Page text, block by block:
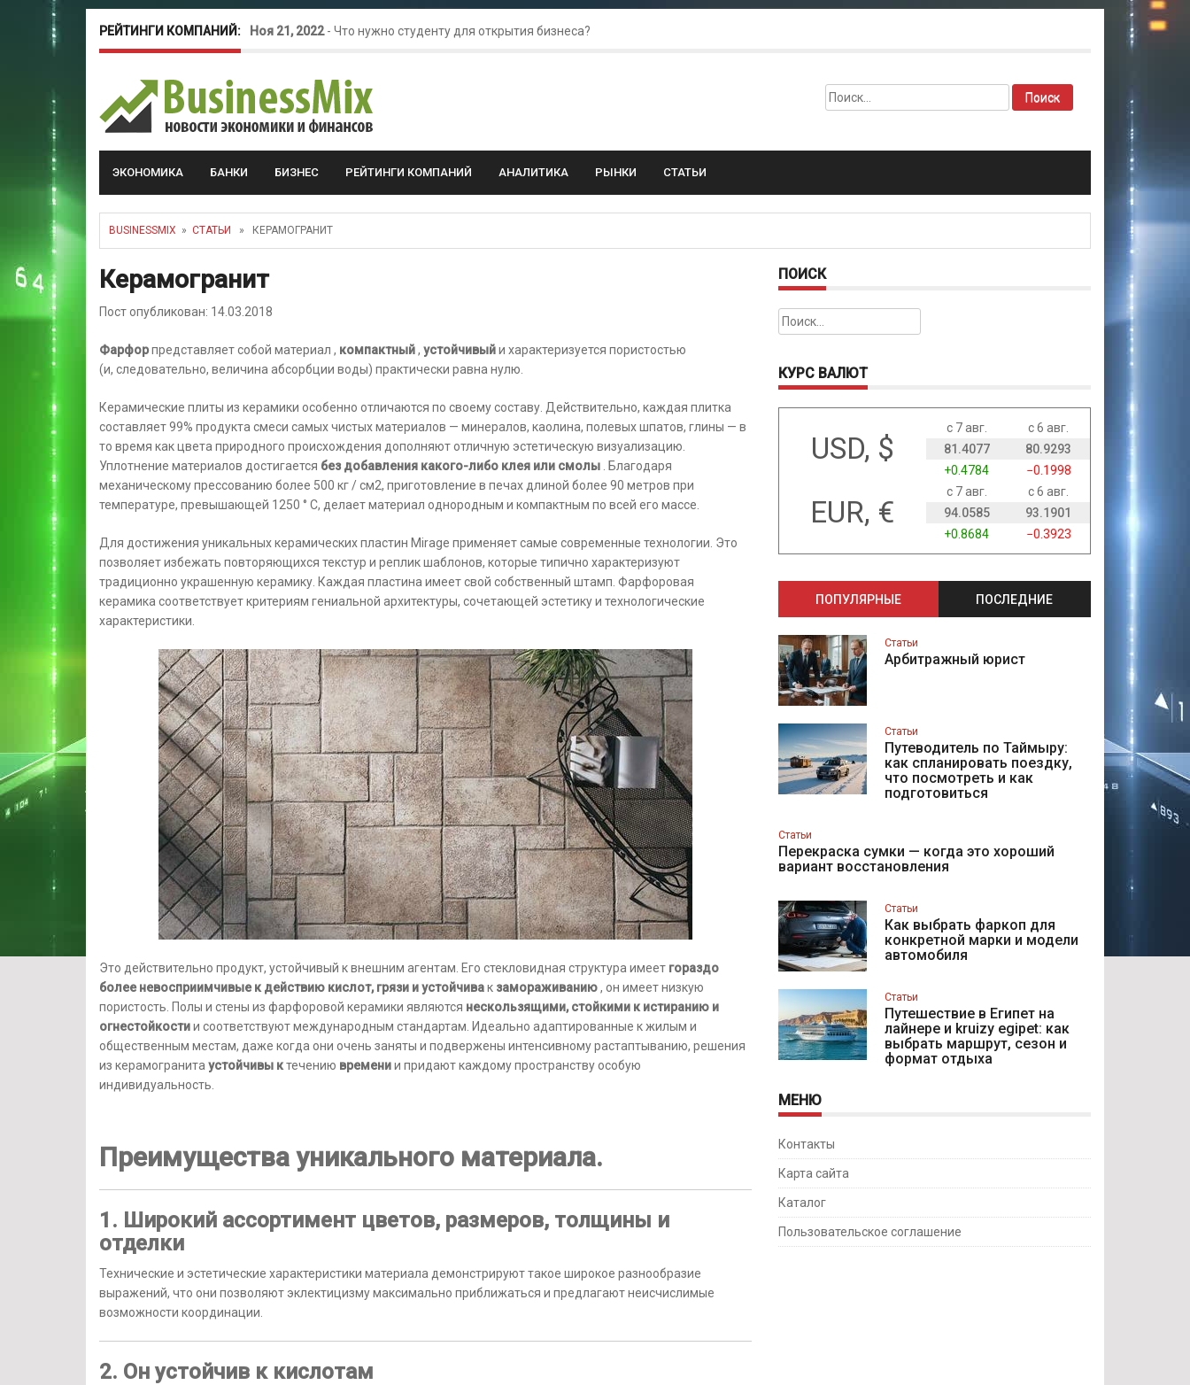
РЕЙТИНГИ КОМПАНИЙ: Ноя 21, 2022- Что нужно студенту для открытия бизнеса?
Май 16, 2022-Курсовые колебания: как защитить свой бизнес?
Найти:
ЭКОНОМИКА БАНКИ БИЗНЕС РЕЙТИНГИ КОМПАНИЙ АНАЛИТИКА РЫНКИ СТАТЬИ
BUSINESSMIX » СТАТЬИ » КЕРАМОГРАНИТ
Керамогранит
Пост опубликован: 14.03.2018
Фарфорпредставляет собой материал , компактный, устойчивыйи характеризуется пористостью
(и, следовательно, величина абсорбции воды) практически равна нулю.
Керамические плиты из керамики особенно отличаются по своему составу. Действительно, каждая плитка
составляет 99% продукта смеси самых чистых материалов — минералов, каолина, полевых шпатов, глины — в
то время как цвета природного происхождения дополняют отличную эстетическую визуализацию.
Уплотнение материалов достигается без добавления какого-либо клея или смолы . Благодаря
механическому прессованию более 500 кг / см2, приготовление в печах длиной более 90 метров при
температуре, превышающей 1250 ° C, делает материал однородным и компактным по всей его массе.
Для достижения уникальных керамических пластин Mirage применяет самые современные технологии. Это
позволяет избежать повторяющихся текстур и реплик шаблонов, которые типично характеризуют
традиционно украшенную керамику. Каждая пластина имеет свой собственный штамп. Фарфоровая
керамика соответствует критериям гениальной архитектуры, сочетающей эстетику и технологические
характеристики.
Это действительно продукт, устойчивый к внешним агентам. Его стекловидная структура имеет гораздо
более невосприимчивые к действию кислот, грязи и устойчивак замораживанию, он имеет низкую
пористость. Полы и стены из фарфоровой керамики являются нескользящими, стойкими к истиранию и
огнестойкостии соответствуют международным стандартам. Идеально адаптированные к жилым и
общественным местам, даже когда они очень заняты и подвержены интенсивному растаптыванию, решения
из керамогранита устойчивы ктечению времении придают каждому пространству особую
индивидуальность.
Преимущества уникального материала.
1. Широкий ассортимент цветов, размеров, толщины и
отделки
Технические и эстетические характеристики материала демонстрируют такое широкое разнообразие
выражений, что они позволяют эклектицизму максимально приближаться и предлагают неисчислимые
возможности координации.
2. Он устойчив к кислотам
ПОИСК
Найти:
КУРС ВАЛЮТ
USD, $
с 7 авг.
с 6 авг.
81.4077
80.9293
+0.4784
−0.1998
EUR, €
с 7 авг.
с 6 авг.
94.0585
93.1901
+0.8684
−0.3923
ПОПУЛЯРНЫЕ ПОСЛЕДНИЕ
Статьи
Арбитражный юрист
Статьи
Путеводитель по Таймыру:
как спланировать поездку,
что посмотреть и как
подготовиться
Статьи
Перекраска сумки — когда это хороший
вариант восстановления
Статьи
Как выбрать фаркоп для
конкретной марки и модели
автомобиля
Статьи
Путешествие в Египет на
лайнере и kruizy egipet: как
выбрать маршрут, сезон и
формат отдыха
МЕНЮ
Контакты
Карта сайта
Каталог
Пользовательское соглашение